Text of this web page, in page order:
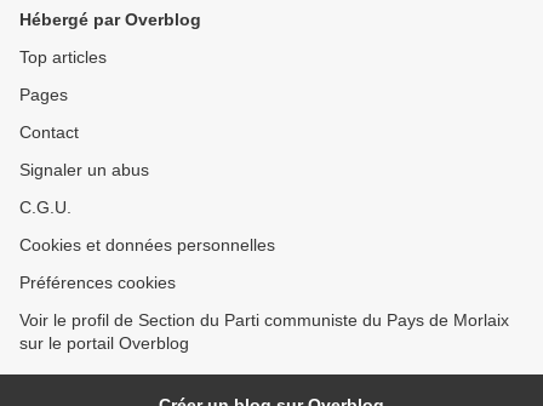
Hébergé par Overblog
Top articles
Pages
Contact
Signaler un abus
C.G.U.
Cookies et données personnelles
Préférences cookies
Voir le profil de Section du Parti communiste du Pays de Morlaix
sur le portail Overblog